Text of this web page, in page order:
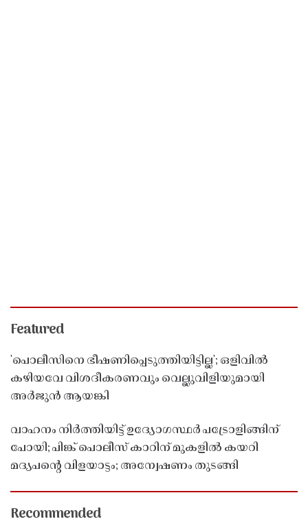
Featured
'പൊലീസിനെ ഭീഷണിപ്പെടുത്തിയിട്ടില്ല'; ഒളിവിൽ
കഴിയവേ വിശദീകരണവും വെല്ലുവിളിയുമായി
അർജുൻ ആയങ്കി
വാഹനം നിർത്തിയിട്ട് ഉദ്യോഗസ്ഥർ പട്രോളിങ്ങിന്
പോയി; പിങ്ക് പൊലീസ് കാറിന് മുകളിൽ കയറി
മദ്യപൻ്റെ വിളയാട്ടം; അന്വേഷണം തുടങ്ങി
Recommended